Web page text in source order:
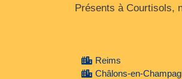
Présents à Courtisols,
Reims
Châlons-en-